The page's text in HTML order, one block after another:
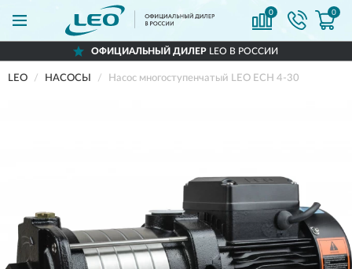
0 0
ОФИЦИАЛЬНЫЙ ДИЛЕРLEO В РОССИИ
LEO НАСОСЫ Насос многоступенчатый LEO ECH 4-30